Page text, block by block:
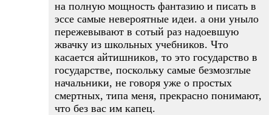
на полную мощность фантазию и писать в
эссе самые невероятные идеи. а они уныло
пережевывают в сотый раз надоевшую
жвачку из школьных учебников. Что
касается айтишников, то это государство в
государстве, поскольку самые безмозглые
начальники, не говоря уже о простых
смертных, типа меня, прекрасно понимают,
что без вас им капец.